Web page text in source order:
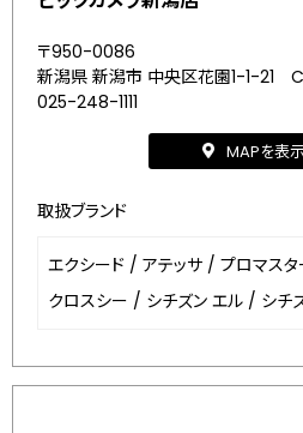
〒950-0086
新潟県 新潟市 中央区花園1-1-21
025-248-1111
MAPを表
取扱ブランド
エクシード / アテッサ / プロマスタ
クロスシー / シチズン エル / シチ